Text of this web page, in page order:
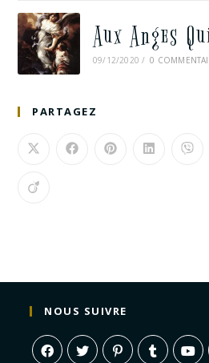
Aux Anges
09/12/2020 / 0
PARTAGEZ
NOUS SUIVRE